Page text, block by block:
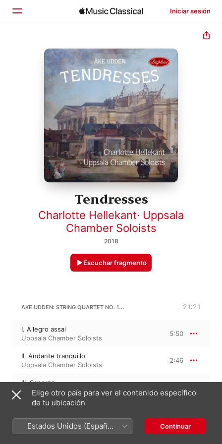
Iniciar sesión
Inicio
Explorar
Tendresses
Charlotte Hellekant· Uppsala
Chamber Soloists
2018
Escuchar fragmento
AKE UDDEN: STRING QUARTET NO. 1 IN B MINOR 21:21
I. Allegro assai
Uppsala Chamber Soloists
5:50
II. Andante tranquillo
Uppsala Chamber Soloists
2:46
III. Scherzo
Uppsala Chamber Soloists
Uppsala Chamber Soloists
Elige otro país para ver el contenido específico
de tu ubicación
Estados Unidos (Español
México)
Continuar